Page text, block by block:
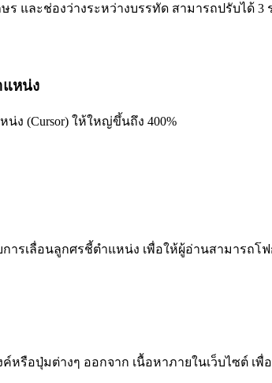
ร และช่องว่างระหว่างบรรทัด สามารถปรับได้
แหน่ง
ง (Cursor) ให้ใหญ่ขึ้นถึง 400%
ารเลื่อนลูกศรชี้ตำแหน่ง เพื่อให้ผู้อ่านสามารถ
หรือปุ่มต่างๆ ออกจาก เนื้อหาภายในเว็บไซต์ เ